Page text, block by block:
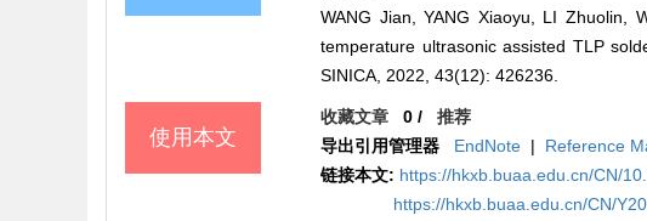
WANG Jian, YANG Xiaoyu, LI Zhuolin,
temperature ultrasonic assisted TLP
SINICA, 2022, 43(12): 426236.
使用本文
收藏文章 0 /推荐
导出引用管理器
EndNote | Reference
链接本文: https://hkxb.buaa.edu.cn/CN/
https://hkxb.buaa.edu.cn/CN/